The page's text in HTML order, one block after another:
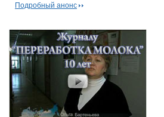
Подробный анонс